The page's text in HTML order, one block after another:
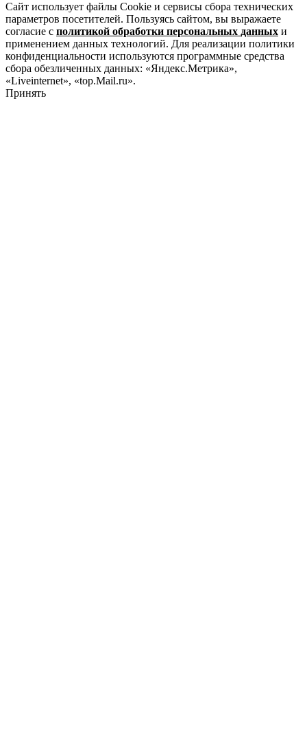
Сайт использует файлы Cookie и сервисы сбора технических
параметров посетителей. Пользуясь сайтом, вы выражаете
согласие с политикой обработки персональных данных и
применением данных технологий. Для реализации политики
конфиденциальности используются программные средства
сбора обезличенных данных: «Яндекс.Метрика»,
«Liveinternet», «top.Mail.ru».
Принять